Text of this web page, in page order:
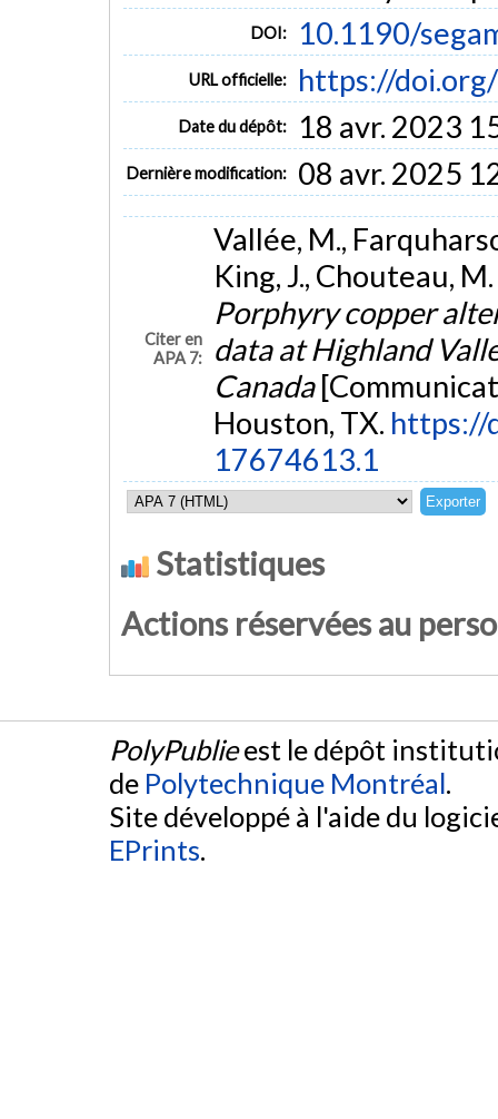
DOI: 10.1190/
URL officielle: https://
Date du dépôt: 18 avr. 2023
Dernière modification: 08 avr. 2025
Citer en
APA 7:
Vallée, M.,
King, J., Chouteau,
Porphyry copper
data at Highland
Canada
Houston, TX. https://
17674613.1
Statistiques
Actions réservées au
PolyPublieest le dépôt
de Polytechnique Montréal.
Site développé à l'aide du
EPrints.